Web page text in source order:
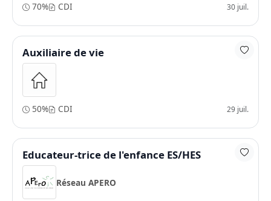
70% CDI 30 juil.
Auxiliaire de vie
50% CDI 29 juil.
Educateur-trice de l'enfance ES/HES
Réseau APERO